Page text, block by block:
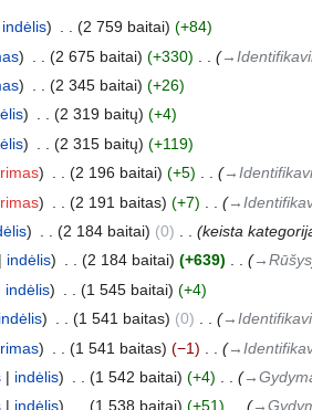
indėlis 2 759 baitai
+84
2 675 baitai +330
2 345 baitai
+26
2 319 baitų
+4
2 315 baitų
+119
2 196 baitai +5
2 191 baitas +7
2 184 baitai 0
keista
indėlis 2 184 baitai +639
→‎Rūšys
indėlis 1 545 baitai
+4
indėlis 1 541 baitas 0
1 541 baitas −1
indėlis 1 542 baitai +4
indėlis 1 538 baitai +51